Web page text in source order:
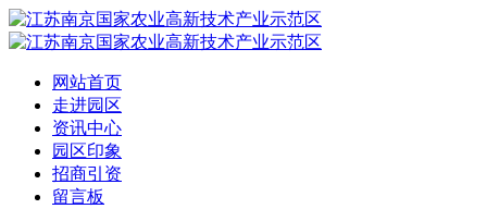
网站首页
走进园区
资讯中心
园区印象
招商引资
留言板